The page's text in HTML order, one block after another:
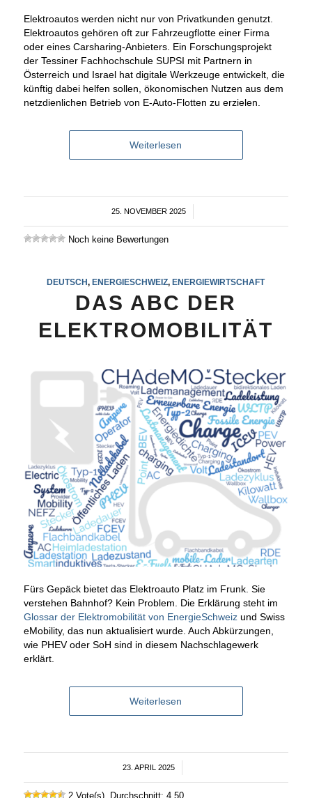
Elektroautos werden nicht nur von Privatkunden genutzt.
Elektroautos gehören oft zur Fahrzeugflotte einer Firma
oder eines Carsharing-Anbieters. Ein Forschungsprojekt
der Tessiner Fachhochschule SUPSI mit Partnern in
Österreich und Israel hat digitale Werkzeuge entwickelt, die
künftig dabei helfen sollen, ökonomischen Nutzen aus dem
netzdienlichen Betrieb von E-Auto-Flotten zu erzielen.
Weiterlesen
25. NOVEMBER 2025
/
Noch keine Bewertungen
DEUTSCH, ENERGIESCHWEIZ, ENERGIEWIRTSCHAFT
DAS ABC DER
ELEKTROMOBILITÄT
Fürs Gepäck bietet das Elektroauto Platz im Frunk. Sie
verstehen Bahnhof? Kein Problem. Die Erklärung steht im
Glossar der Elektromobilität von EnergieSchweizund Swiss
eMobility, das nun aktualisiert wurde. Auch Abkürzungen,
wie PHEV oder SoH sind in diesem Nachschlagewerk
erklärt.
Weiterlesen
23. APRIL 2025
/
2 Vote(s), Durchschnitt: 4,50